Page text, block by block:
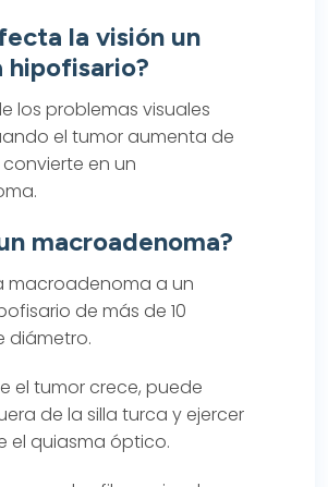
la visión un
hipofisario?
los problemas visuales
el tumor aumenta de
en un
macroadenoma?
macroadenoma a un
de más de 10
diámetro.
el tumor crece, puede
de la silla turca y ejercer
el quiasma óptico.